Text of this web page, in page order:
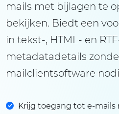
mails met bijlagen te
bekijken. Biedt een
in tekst-, HTML- en
metadatadetails
mailclientsoftware
Krijg toegang tot e-